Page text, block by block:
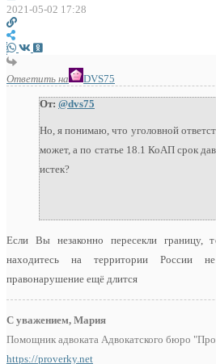
2021-05-02 17:28
Ответить на DVS75
От: @dvs75
Но, я понимаю, что уголовной
может, а по статье 18.1 КоАП срок
истек?
Если Вы незаконно пересекли
находитесь на территории России
правонарушение ещё длится
С уважением, Мария
Помощник адвоката Адвокатского бюро
https://proverky.net